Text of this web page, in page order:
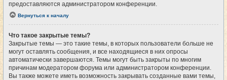
предоставляются администратором конференции.
Вернуться к началу
Что такое закрытые темы?
Закрытые темы — это такие темы, в которых пользователи больше не
могут оставлять сообщения, и все находящиеся в них опросы
автоматически завершаются. Темы могут быть закрыты по многим
причинам модератором форума или администратором конференции.
Вы также можете иметь возможность закрывать созданные вами темы,